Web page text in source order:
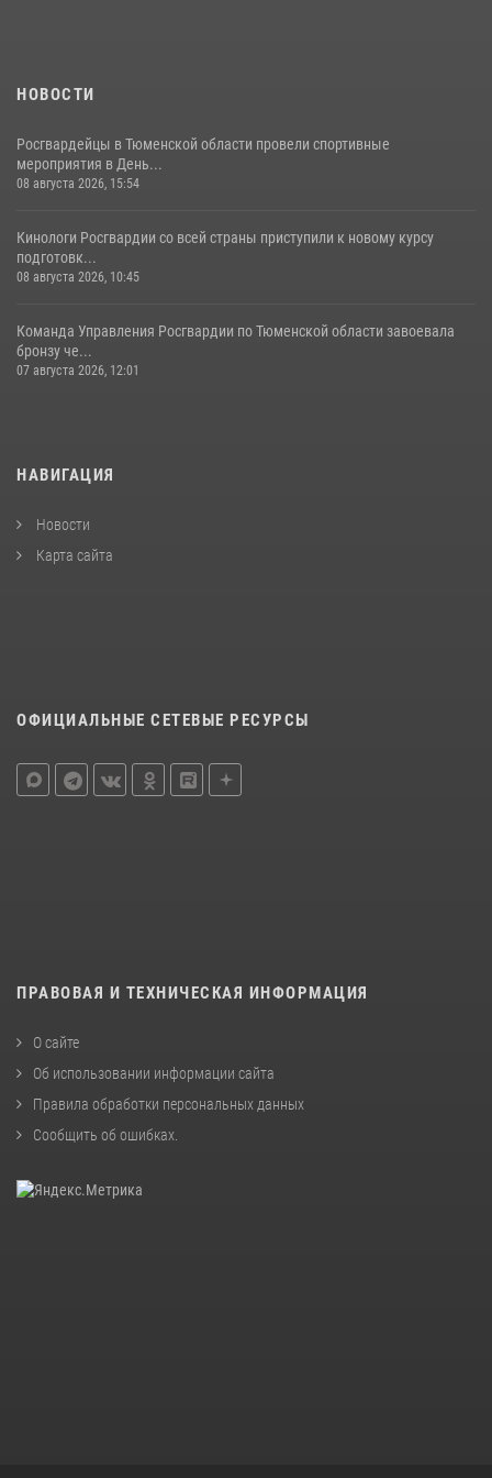
НОВОСТИ
Росгвардейцы в Тюменской области провели спортивные
мероприятия в День...
08 августа 2026, 15:54
Кинологи Росгвардии со всей страны приступили к новому курсу
подготовк...
08 августа 2026, 10:45
Команда Управления Росгвардии по Тюменской области завоевала
бронзу че...
07 августа 2026, 12:01
НАВИГАЦИЯ
Новости
Карта сайта
ОФИЦИАЛЬНЫЕ СЕТЕВЫЕ РЕСУРСЫ
ПРАВОВАЯ И ТЕХНИЧЕСКАЯ ИНФОРМАЦИЯ
О сайте
Об использовании информации сайта
Правила обработки персональных данных
Сообщить об ошибках.